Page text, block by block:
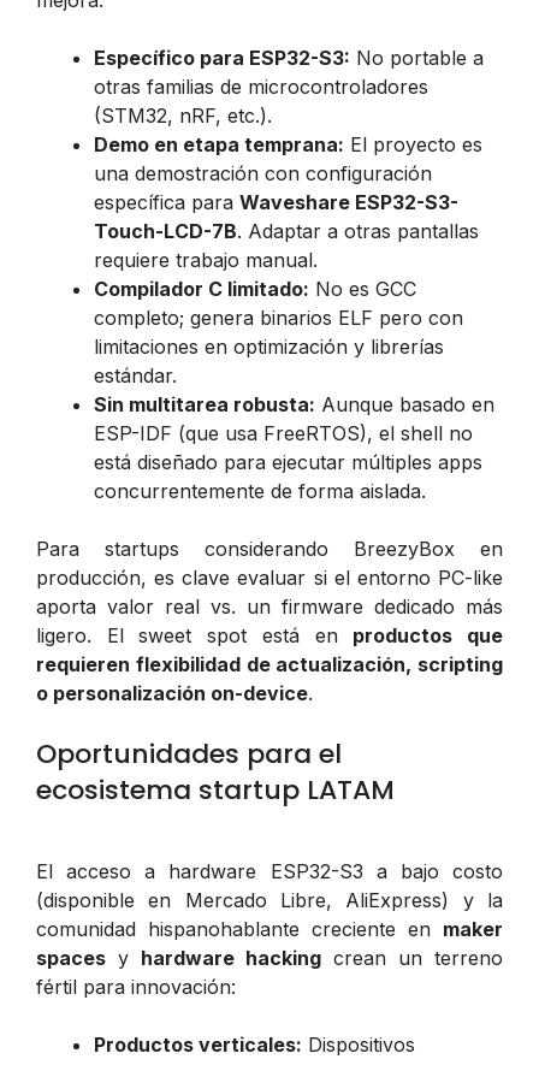
Específico para ESP32-S3: No portable a
otras familias de microcontroladores
(STM32, nRF, etc.).
Demo en etapa temprana: El proyecto es
una demostración con configuración
específica para Waveshare ESP32-S3-
Touch-LCD-7B. Adaptar a otras pantallas
requiere trabajo manual.
Compilador C limitado: No es GCC
completo; genera binarios ELF pero con
limitaciones en optimización y librerías
estándar.
Sin multitarea robusta: Aunque basado en
ESP-IDF (que usa FreeRTOS), el shell no
está diseñado para ejecutar múltiples apps
concurrentemente de forma aislada.
Para startups considerando BreezyBox en
producción, es clave evaluar si el entorno PC-like
aporta valor real vs. un firmware dedicado más
ligero. El sweet spot está en productos que
requieren flexibilidad de actualización, scripting
o personalización on-device.
Oportunidades para el
ecosistema startup LATAM
El acceso a hardware ESP32-S3 a bajo costo
(disponible en Mercado Libre, AliExpress) y la
comunidad hispanohablante creciente en maker
spaces y hardware hacking crean un terreno
fértil para innovación:
Productos verticales: Dispositivos